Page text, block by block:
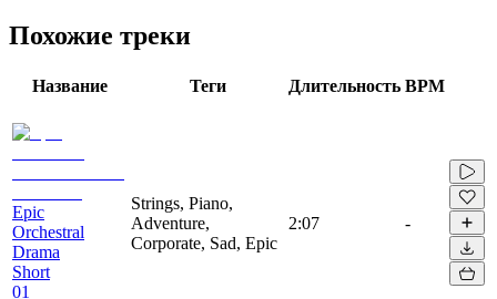
Похожие треки
Название Теги Длительность BPM
Epic
Orchestral
Drama
Short
01
Strings, Piano,
Adventure,
Corporate, Sad, Epic
2:07 -